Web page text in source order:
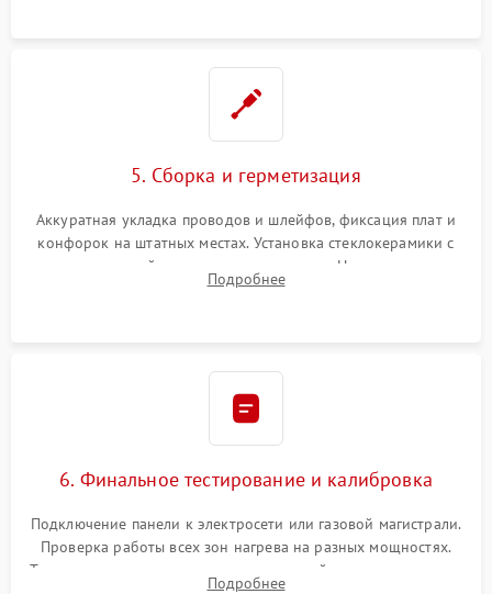
5. Сборка и герметизация
Аккуратная укладка проводов и шлейфов, фиксация плат и
конфорок на штатных местах. Установка стеклокерамики с
проверкой равномерности зазоров. Нанесение
термостойкого герметика или укладка уплотнительной
Подробнее
6. Финальное тестирование и калибровка
Подключение панели к электросети или газовой магистрали.
Проверка работы всех зон нагрева на разных мощностях.
Тестирование сенсорного управления, таймера, индикаторов
Подробнее